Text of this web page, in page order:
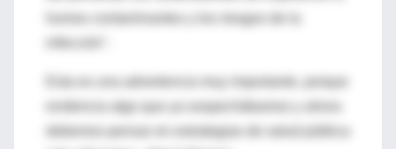
humos contaminantes y los riesgos de la
Esta es una advertencia muy importante, porque
evidencia algo que ya sospechábamos y ahora
debemos pensar en estrategias de salud pública